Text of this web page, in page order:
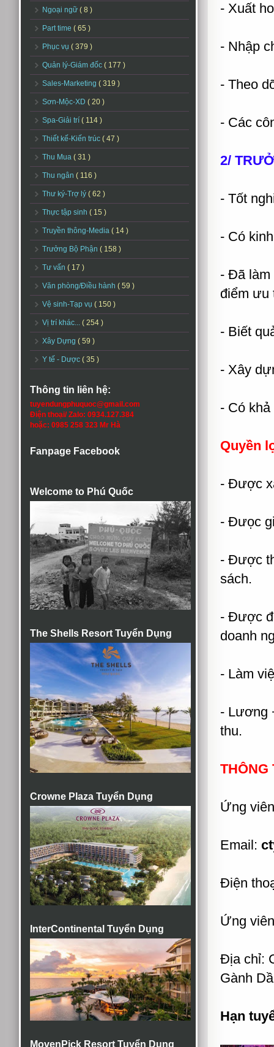
Ngoại ngữ ( 8 )
Part time ( 65 )
Phục vụ ( 379 )
Quản lý-Giám đốc ( 177 )
Sales-Marketing ( 319 )
Sơn-Mộc-XD ( 20 )
Spa-Giải trí ( 114 )
Thiết kế-Kiến trúc ( 47 )
Thu Mua ( 31 )
Thu ngân ( 116 )
Thư ký-Trợ lý ( 62 )
Thực tập sinh ( 15 )
Truyền thông-Media ( 14 )
Trưởng Bộ Phận ( 158 )
Tư vấn ( 17 )
Văn phòng/Điều hành ( 59 )
Vệ sinh-Tạp vụ ( 150 )
Vị trí khác... ( 254 )
Xây Dựng ( 59 )
Y tế - Dược ( 35 )
Thông tin liên hệ:
tuyendungphuquoc@gmail.com
Điện thoại/ Zalo: 0934.127.384
hoặc: 0985 258 323 Mr Hà
Fanpage Facebook
Welcome to Phú Quốc
The Shells Resort Tuyển Dụng
Crowne Plaza Tuyển Dụng
InterContinental Tuyển Dụng
MovenPick Resort Tuyển Dụng
- Xuất
- Nhập
- Theo
- Các
2/
- Tốt
- Có
- Đã làm
điểm ưu
- Biết
- Xây
- Có
Quyền
- Được
- Đưọc
- Được
sách.
- Được
doanh
- Làm
- Lương
thu.
THÔNG
Ứng
Email:
Điện
Ứng
Địa chỉ:
Gành
Hạn